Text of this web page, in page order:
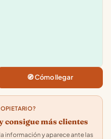
Raval de Jesus, 32, 43201 Reus,
Tarragona
4.8 · 68
🧭 Cómo llegar
más clientes
información y aparece ante las